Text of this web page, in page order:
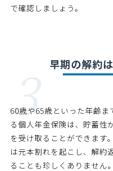
で確認しましょう。
3 早期の解約
60歳や65歳といった年齢
る個人年金保険は、貯蓄性
を受け取ることができます
は元本割れを起こし、解約
ることも珍しくありません。